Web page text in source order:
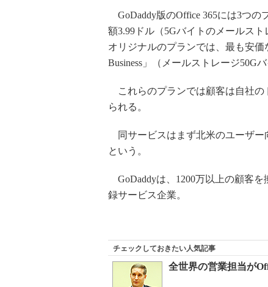
GoDaddy版のOffice 365には3つの
額3.99ドル（5Gバイトのメールス
オリジナルのプランでは、最も安価
Business」（メールストレージ50G
これらのプランでは顧客は自社の
られる。
同サービスはまず北米のユーザー
という。
GoDaddyは、1200万以上の顧客
録サービス企業。
チェックしておきたい人気記事
全世界の営業担当が